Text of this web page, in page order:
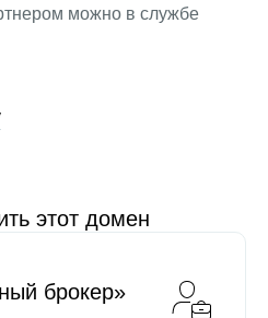
можно в службе
этот домен
брокер»